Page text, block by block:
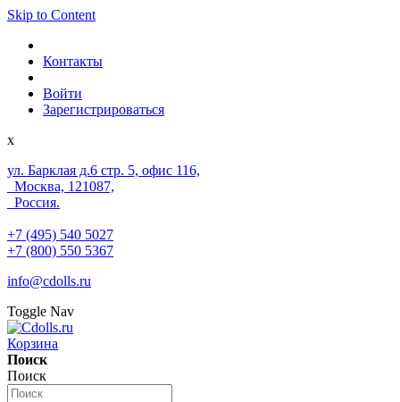
Skip to Content
Контакты
Войти
Зарегистрироваться
x
ул. Барклая д.6 стр. 5, офис 116,
Москва, 121087,
Россия.
+7 (495) 540 5027
+7 (800) 550 5367
info@cdolls.ru
Toggle Nav
Корзина
Поиск
Поиск